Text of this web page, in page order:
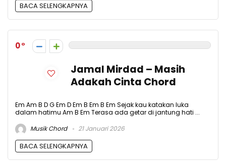
BACA SELENGKAPNYA
0
Jamal Mirdad – Masih
Adakah Cinta Chord
Em Am B D G Em D Em B Em B Em Sejak kau katakan luka
dalam hatimu Am B Em Terasa ada getar di jantung hati ...
Musik Chord
21 Januari 2026
BACA SELENGKAPNYA